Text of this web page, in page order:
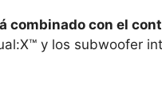
combinado con el
y los subwoofer